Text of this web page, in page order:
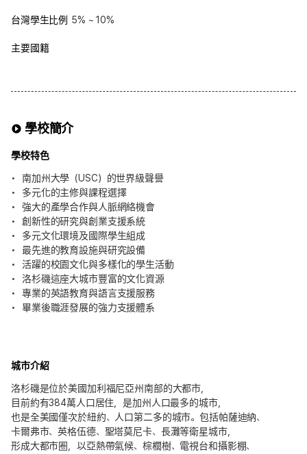
台灣學生比例 5% ~ 10%
主要國籍
學校簡介
學校特色
南加州大學（USC）的世界級聲譽
多元化的主修與課程選擇
強大的產學合作與人脈網絡機會
創新性的研究與創業支援系統
多元文化環境及國際學生組成
最先進的教育設施與研究設備
活躍的校園文化與多樣化的學生活動
洛杉磯這座大城市豐富的文化資源
專業的英語教育與語言支援服務
畢業後職涯發展的強力支援體系
城市介紹
洛杉磯是位於美國加利福尼亞州南部的大都市，
目前約有384萬人口居住，是加州人口最多的城市，
也是全美國僅次於紐約、人口第二多的城市。包括帕薩迪納、
卡爾弗市、英格伍德、聖塔莫尼卡、長灘等衛星城市，
形成大都市圈，以亞熱帶氣候、棕櫚樹、電視台和攝影棚、